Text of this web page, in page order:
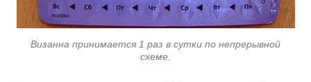
Визанна принимается 1 раз в сутки по непрерывной
схеме.